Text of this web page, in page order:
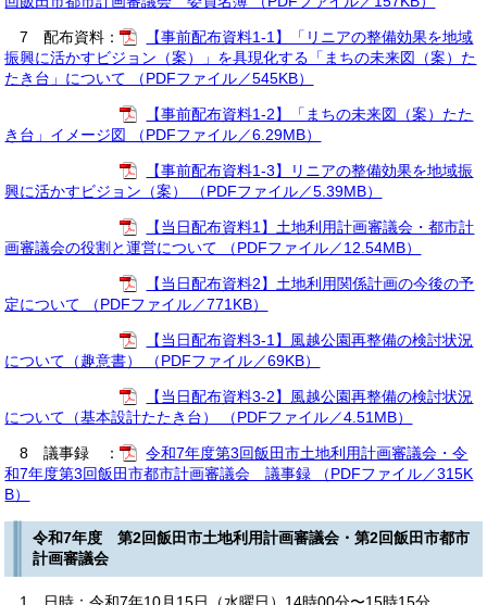
7 配布資料：
【事前配布資料1-1】「リニアの整備効果を地域
振興に活かすビジョン（案）」を具現化する「まちの未来図（案）た
たき台」について （PDFファイル／545KB）
【事前配布資料1-2】「まちの未来図（案）たた
き台」イメージ図 （PDFファイル／6.29MB）
【事前配布資料1-3】リニアの整備効果を地域振
興に活かすビジョン（案） （PDFファイル／5.39MB）
【当日配布資料1】土地利用計画審議会・都市計
画審議会の役割と運営について （PDFファイル／12.54MB）
【当日配布資料2】土地利用関係計画の今後の予
定について （PDFファイル／771KB）
【当日配布資料3-1】風越公園再整備の検討状況
について（趣意書） （PDFファイル／69KB）
【当日配布資料3-2】風越公園再整備の検討状況
について（基本設計たたき台） （PDFファイル／4.51MB）
8 議事録 ：
令和7年度第3回飯田市土地利用計画審議会・令
和7年度第3回飯田市都市計画審議会 議事録 （PDFファイル／315K
B）
令和7年度 第2回飯田市土地利用計画審議会・第2回飯田市都市
計画審議会